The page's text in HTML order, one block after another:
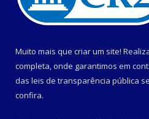
Muito mais que criar um site!
completa, onde garantimos em
das leis de transparência pública
confira.